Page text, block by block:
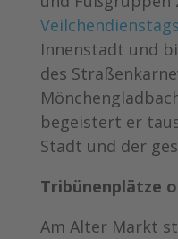
Innenstadt und
des
begeistert er
Stadt und der
Tribünenplätze
Am Alter Markt